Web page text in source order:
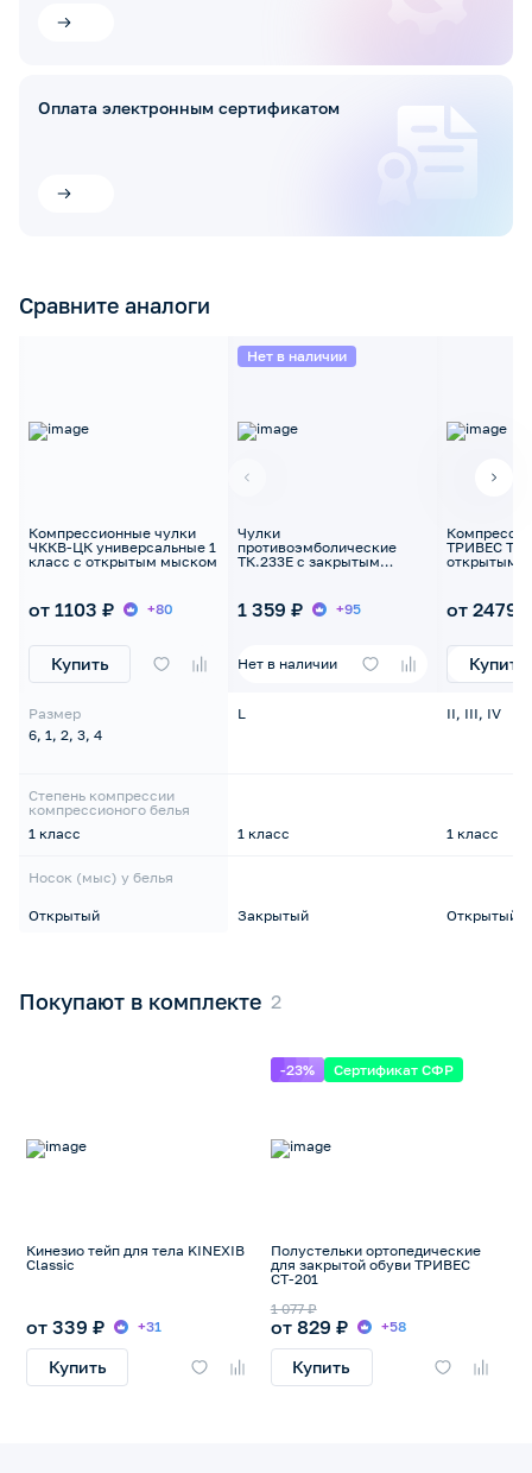
Оплата электронным сертификатом
Сравните аналоги
Компрессионные чулки
ЧККВ-ЦК универсальные 1
класс с открытым мыском
от 1103 ₽ +80
Купить
Размер
6, 1, 2, 3, 4
Степень компрессии
компрессионого белья
1 класс
Носок (мыс) у белья
Открытый
Нет в наличии
Чулки
противоэмболические
ТК.233Е с закрытым
1 359 ₽ +95
Нет в наличии
L
1 класс
Закрытый
ТРИВЕС
открытым
от 2479
Купить
II, III, IV
1 класс
Открытый
Покупают в комплекте
Кинезио тейп для тела KINEXIB
Classic
от 339 ₽ +31
Купить
-23% Сертификат СФР
Полустельки ортопедические
для закрытой обуви ТРИВЕС
СТ-201
от 829 ₽
1 077 ₽
+58
Купить